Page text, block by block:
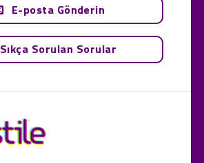
E-posta Gönderin
Sıkça Sorulan Sorular